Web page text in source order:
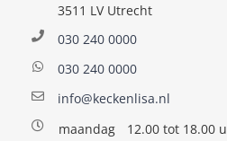
3511 LV Utrecht
030 240 0000
030 240 0000
info@keckenlisa.nl
maandag
12.00 tot 18.00 u